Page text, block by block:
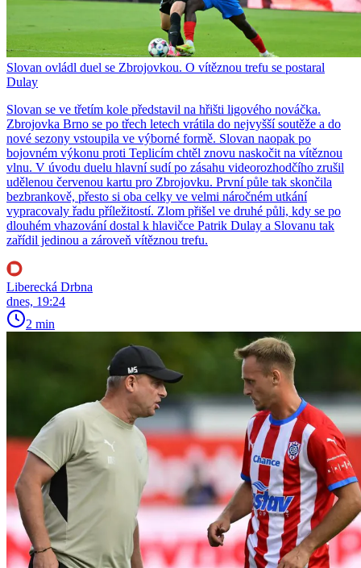
Slovan ovládl duel se Zbrojovkou. O vítěznou trefu se postaral
Dulay
Slovan se ve třetím kole představil na hřišti ligového nováčka.
Zbrojovka Brno se po třech letech vrátila do nejvyšší soutěže a do
nové sezony vstoupila ve výborné formě. Slovan naopak po
bojovném výkonu proti Teplicím chtěl znovu naskočit na vítěznou
vlnu. V úvodu duelu hlavní sudí po zásahu videorozhodčího zrušil
udělenou červenou kartu pro Zbrojovku. První půle tak skončila
bezbrankově, přesto si oba celky ve velmi náročném utkání
vypracovaly řadu příležitostí. Zlom přišel ve druhé půli, kdy se po
dlouhém vhazování dostal k hlavičce Patrik Dulay a Slovanu tak
zařídil jedinou a zároveň vítěznou trefu.
Liberecká Drbna
dnes, 19:24
2 min